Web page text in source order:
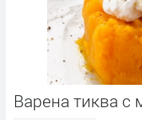
Варена тиква с